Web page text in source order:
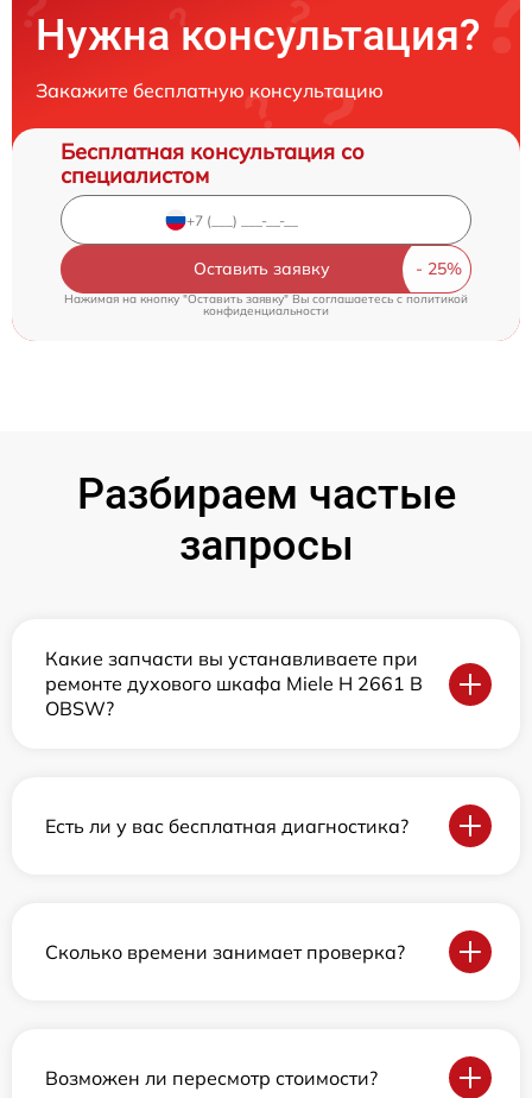
Нужна консультация?
Закажите бесплатную консультацию
Бесплатная консультация со
специалистом
Оставить заявку
Нажимая на кнопку "Оставить заявку" Вы соглашаетесь cполитикой
конфиденциальности
Разбираем частые
запросы
Какие запчасти вы устанавливаете при
ремонте духового шкафа Miele H 2661 B
OBSW?
Есть ли у вас бесплатная диагностика?
Сколько времени занимает проверка?
Возможен ли пересмотр стоимости?